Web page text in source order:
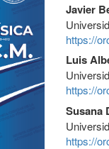
Javier
https://
Luis
https://
Susana
https://